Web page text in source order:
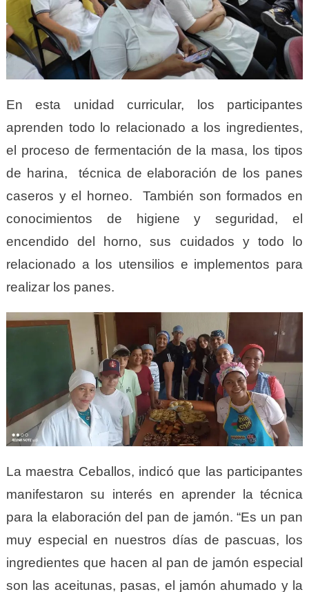
En esta unidad curricular, los participantes
aprenden todo lo relacionado a los ingredientes,
el proceso de fermentación de la masa, los tipos
de harina, técnica de elaboración de los panes
caseros y el horneo. También son formados en
conocimientos de higiene y seguridad, el
encendido del horno, sus cuidados y todo lo
relacionado a los utensilios e implementos para
realizar los panes.
La maestra Ceballos, indicó que las participantes
manifestaron su interés en aprender la técnica
para la elaboración del pan de jamón. “Es un pan
muy especial en nuestros días de pascuas, los
ingredientes que hacen al pan de jamón especial
son las aceitunas, pasas, el jamón ahumado y la